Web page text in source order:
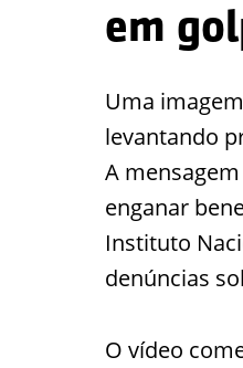
em
Uma
levantando
A
enganar
Instituto
denúncias
O vídeo